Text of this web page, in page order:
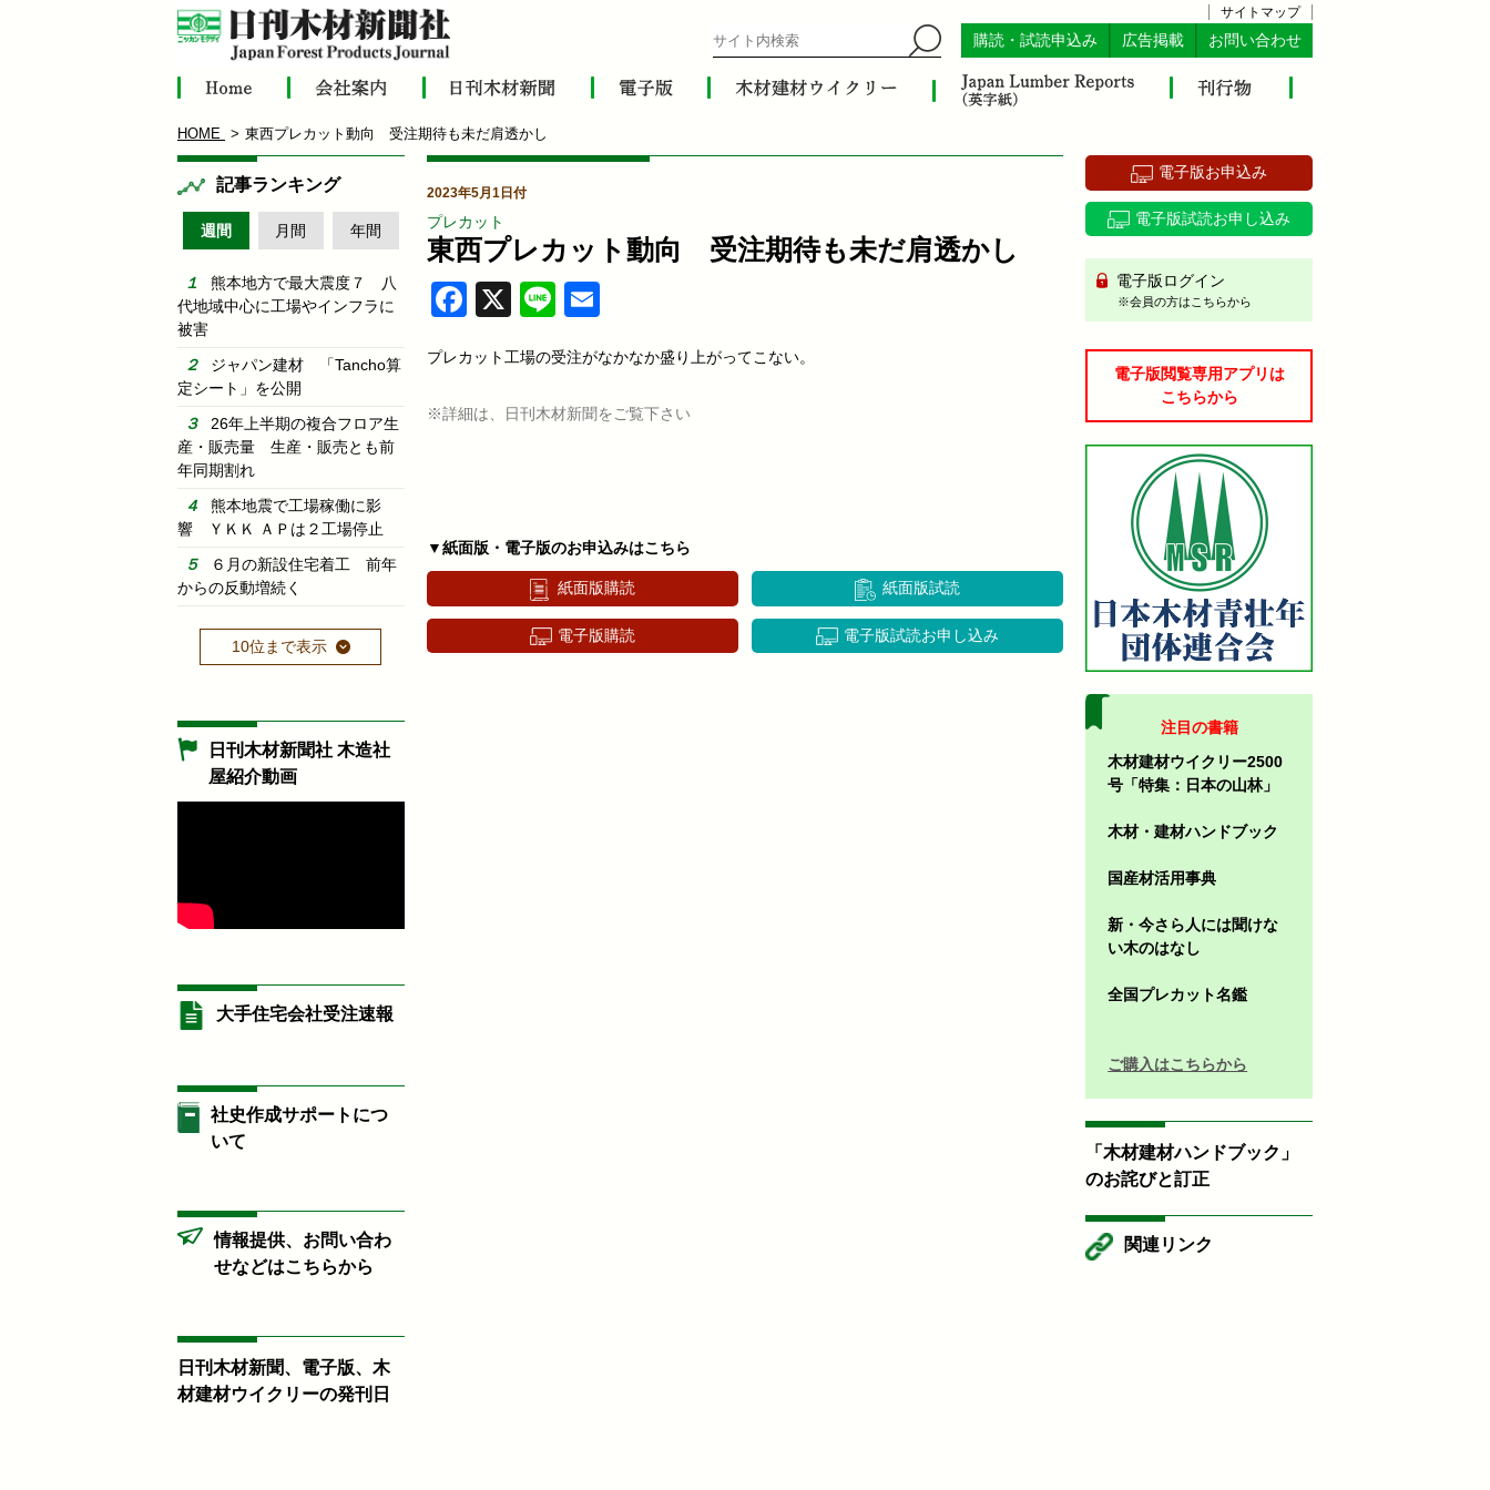
サイトマップ
購読・試読申込み 広告掲載 お問い合わせ
HOME 東西プレカット動向 受注期待も未だ肩透かし
2023年5月1日付
プレカット
東西プレカット動向 受注期待も未だ肩透かし
Facebook
X Line
プレカット工場の受注がなかなか盛り上がってこない。
※詳細は、日刊木材新聞をご覧下さい
▼紙面版・電子版のお申込みはこちら
紙面版購読 紙面版試読
電子版購読 電子版試読お申し込み
記事ランキング
週間 月間 年間
熊本地方で最大震度７ 八
代地域中心に工場やインフラに
被害
ジャパン建材 「Tancho算
定シート」を公開
26年上半期の複合フロア生
産・販売量 生産・販売とも前
年同期割れ
熊本地震で工場稼働に影
響 ＹＫＫ ＡＰは２工場停止
６月の新設住宅着工 前年
からの反動増続く
10位まで表示
日刊木材新聞社 木造社
屋紹介動画
大手住宅会社受注速報
社史作成サポートにつ
いて
情報提供、お問い合わ
せなどはこちらから
日刊木材新聞、電子版、木
材建材ウイクリーの発刊日
電子版お申込み
電子版試読お申し込み
電子版ログイン
※会員の方はこちらから
電子版閲覧専用アプリは
こちらから
注目の書籍
木材建材ウイクリー2500
号「特集：日本の山林」
木材・建材ハンドブック
国産材活用事典
新・今さら人には聞けな
い木のはなし
全国プレカット名鑑
ご購入はこちらから
「木材建材ハンドブック」
のお詫びと訂正
関連リンク